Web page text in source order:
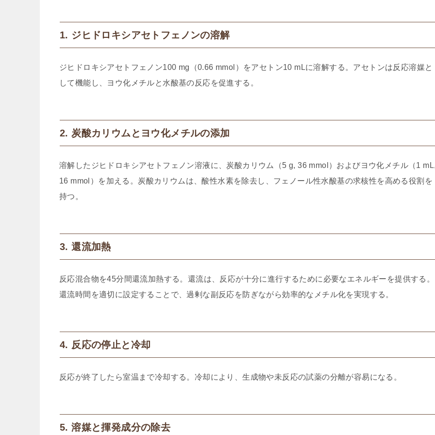
1. ジヒドロキシアセトフェノンの溶解
ジヒドロキシアセトフェノン100 mg（0.66 mmol）をアセトン10 mLに溶解する。アセトンは反応溶媒と
して機能し、ヨウ化メチルと水酸基の反応を促進する。
2. 炭酸カリウムとヨウ化メチルの添加
溶解したジヒドロキシアセトフェノン溶液に、炭酸カリウム（5 g, 36 mmol）およびヨウ化メチル（1
16 mmol）を加える。炭酸カリウムは、酸性水素を除去し、フェノール性水酸基の求核性を高める役割を
持つ。
3. 還流加熱
反応混合物を45分間還流加熱する。還流は、反応が十分に進行するために必要なエネルギーを提供する。
還流時間を適切に設定することで、過剰な副反応を防ぎながら効率的なメチル化を実現する。
4. 反応の停止と冷却
反応が終了したら室温まで冷却する。冷却により、生成物や未反応の試薬の分離が容易になる。
5. 溶媒と揮発成分の除去